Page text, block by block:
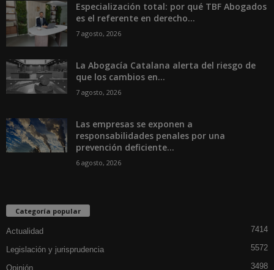
Especialización total: por qué TBF Abogados
es el referente en derecho...
7 agosto, 2026
La Abogacía Catalana alerta del riesgo de
que los cambios en...
7 agosto, 2026
Las empresas se exponen a
responsabilidades penales por una
prevención deficiente...
6 agosto, 2026
Categoría popular
Actualidad 7414
Legislación y jurisprudencia 5572
Opinión 3498